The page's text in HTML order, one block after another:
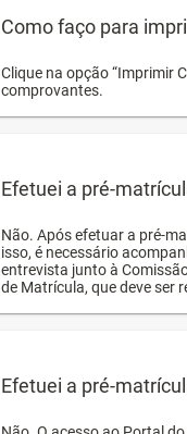
Como faço para
Clique na opção “Imprimir
comprovantes.
Efetuei a pré-
Não. Após efetuar a pré-
isso, é necessário
entrevista junto à
de Matrícula, que deve ser
Efetuei a pré-